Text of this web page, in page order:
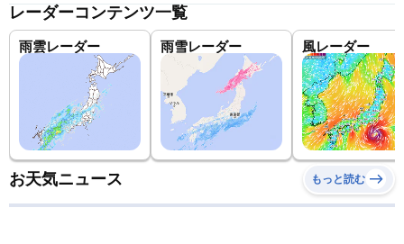
レーダーコンテンツ一覧
雨雲レーダー 雨雪レーダー 風レーダー
お天気ニュース もっと読む